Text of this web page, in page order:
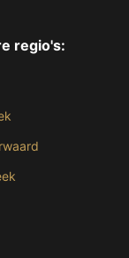
regio's: